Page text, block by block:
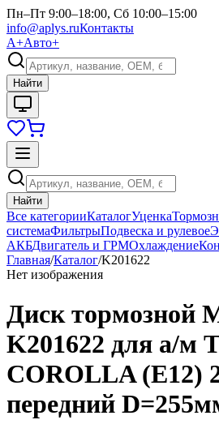
Пн–Пт 9:00–18:00, Сб 10:00–15:00
info@aplys.ruКонтакты
А+Авто+
Найти
Найти
Все категорииКаталогУценка
системаФильтрыПодвеска и рулевое
АКБДвигатель и ГРМОхлаждение
Главная/Каталог/K201622
Нет изображения
Диск тормозной
K201622 для а/м
COROLLA (E12)
передний